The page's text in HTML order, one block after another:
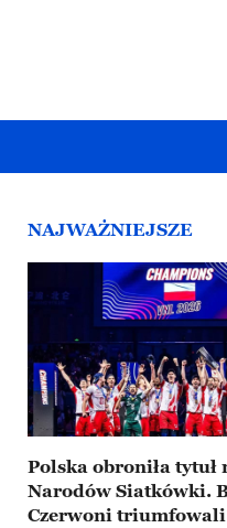
NAJWAŻNIEJSZE
Polska obroniła tytuł
Narodów Siatkówki.
Czerwoni